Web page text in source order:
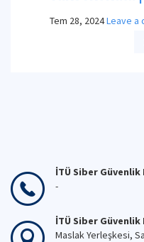
Tem 28, 2024Leave a
İTÜ Siber
-
İTÜ Siber
Maslak Yerleşkesi,